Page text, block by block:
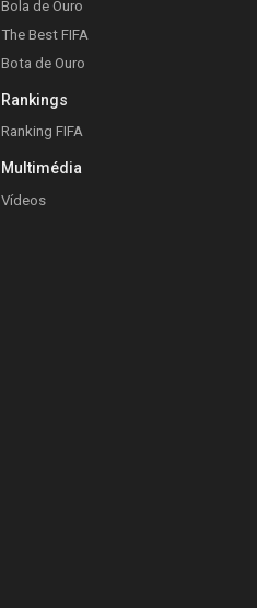
Bola de Ouro
The Best FIFA
Bota de Ouro
Rankings
Ranking FIFA
Multimédia
Vídeos